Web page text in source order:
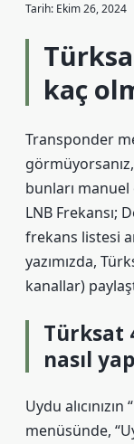
Tarih: Ekim 26, 2024
kaç
Transponder
bunları
LNB Frekansı;
frekans listesi
yazımızda,
kanallar)
Türksat
nasıl
Uydu
menüsünde,